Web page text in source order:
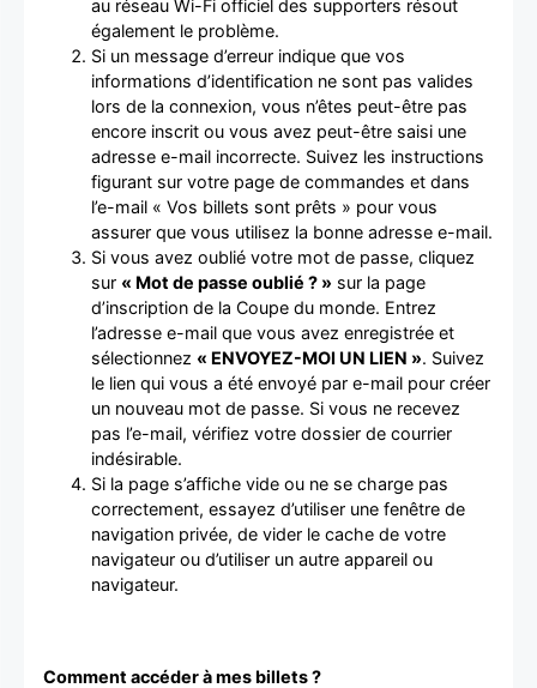
au réseau Wi-Fi officiel des supporters résout
également le problème.
Si un message d’erreur indique que vos
informations d’identification ne sont pas valides
lors de la connexion, vous n’êtes peut-être pas
encore inscrit ou vous avez peut-être saisi une
adresse e-mail incorrecte. Suivez les instructions
figurant sur votre page de commandes et dans
l’e-mail « Vos billets sont prêts » pour vous
assurer que vous utilisez la bonne adresse e-mail.
Si vous avez oublié votre mot de passe, cliquez
sur « Mot de passe oublié ? » sur la page
d’inscription de la Coupe du monde. Entrez
l’adresse e-mail que vous avez enregistrée et
sélectionnez « ENVOYEZ-MOI UN LIEN ». Suivez
le lien qui vous a été envoyé par e-mail pour créer
un nouveau mot de passe. Si vous ne recevez
pas l’e-mail, vérifiez votre dossier de courrier
indésirable.
Si la page s’affiche vide ou ne se charge pas
correctement, essayez d’utiliser une fenêtre de
navigation privée, de vider le cache de votre
navigateur ou d’utiliser un autre appareil ou
navigateur.
Comment accéder à mes billets ?